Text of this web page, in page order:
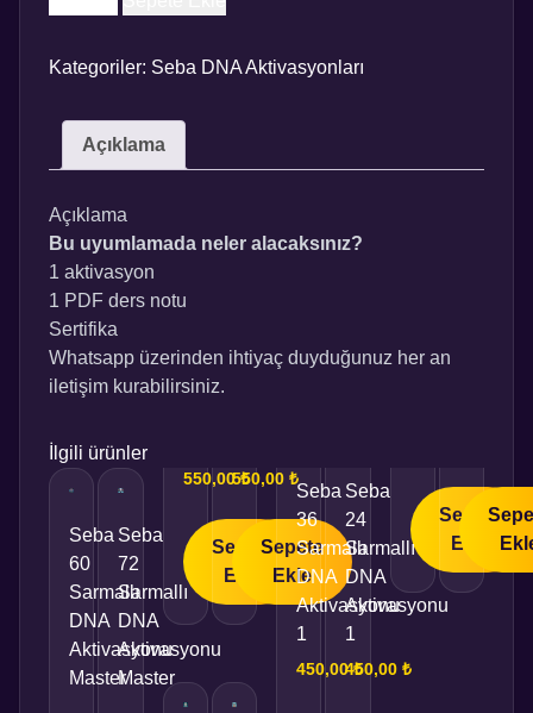
DNA
MASTER
ADET
Kategoriler: Seba DNA Aktivasyonları
Açıklama
Açıklama
Bu uyumlamada neler alacaksınız?
1 aktivasyon
1 PDF ders notu
Sertifika
Whatsapp üzerinden ihtiyaç duyduğunuz her an
iletişim kurabilirsiniz.
İlgili ürünler
Seba
60
Sarmallı
DNA
Aktivasyonu
Master
550,00₺
Sepete
Ekle
Seba
72
Sarmallı
DNA
Aktivasyonu
Master
550,00 ₺
Sepete
Ekle
Seba
36
Sarmallı
DNA
Aktivasyonu
1
450,00₺
Sepete
Ekle
Seba
24
Sarmallı
DNA
Aktivasyonu
1
450,00₺